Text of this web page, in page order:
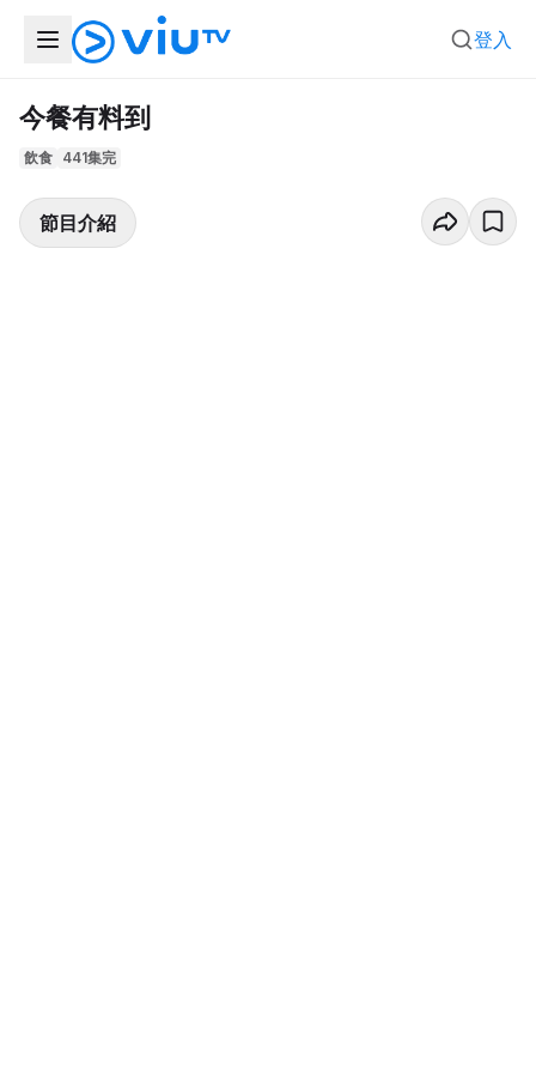
登入
今餐有料到
飲食 441集完
節目介紹